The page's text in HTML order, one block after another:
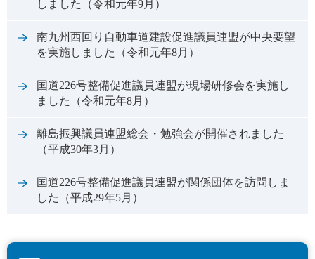
しました（令和元年9月）
南九州西回り自動車道建設促進議員連盟が中央要望
を実施しました（令和元年8月）
国道226号整備促進議員連盟が現場研修会を実施し
ました（令和元年8月）
離島振興議員連盟総会・勉強会が開催されました
（平成30年3月）
国道226号整備促進議員連盟が関係団体を訪問しま
した（平成29年5月）